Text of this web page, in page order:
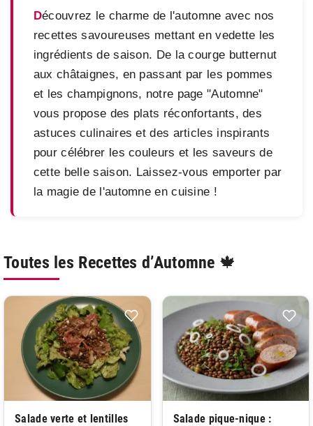
Découvrez le charme de l'automne avec nos
recettes savoureuses mettant en vedette les
ingrédients de saison. De la courge butternut
aux châtaignes, en passant par les pommes
et les champignons, notre page "Automne"
vous propose des plats réconfortants, des
astuces culinaires et des articles inspirants
pour célébrer les couleurs et les saveurs de
cette belle saison. Laissez-vous emporter par
la magie de l'automne en cuisine !
Toutes les Recettes d’Automne 🍁
Très facile
Salade verte et lentilles
Très facile
Salade pique-nique :